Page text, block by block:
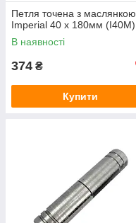
Петля точена з маслянкою
Imperial 40 x 180мм (I40M)
В наявності
374 ₴
Купити